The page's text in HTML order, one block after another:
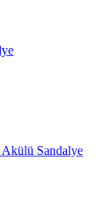
Sandalye